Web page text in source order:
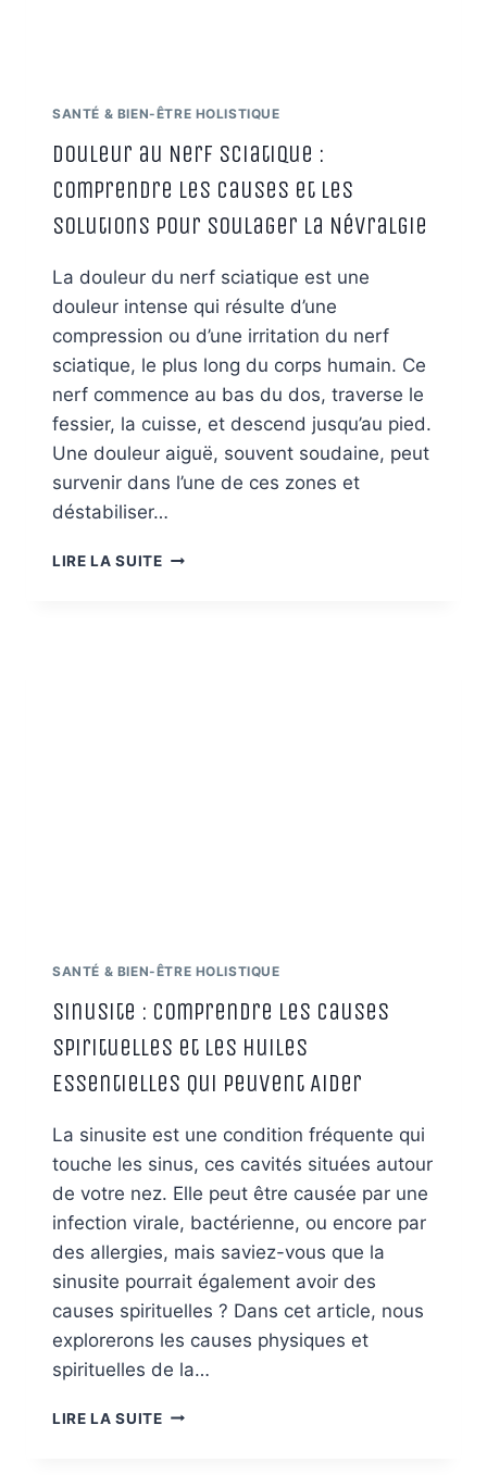
SANTÉ & BIEN-ÊTRE HOLISTIQUE
Douleur au Nerf Sciatique :
Comprendre les Causes et les
Solutions pour Soulager la Névralgie
La douleur du nerf sciatique est une
douleur intense qui résulte d’une
compression ou d’une irritation du nerf
sciatique, le plus long du corps humain. Ce
nerf commence au bas du dos, traverse le
fessier, la cuisse, et descend jusqu’au pied.
Une douleur aiguë, souvent soudaine, peut
survenir dans l’une de ces zones et
déstabiliser…
LIRE LA SUITEDOULEUR
SANTÉ & BIEN-ÊTRE HOLISTIQUE
Sinusite : Comprendre les Causes
Spirituelles et les Huiles
Essentielles Qui Peuvent Aider
La sinusite est une condition fréquente qui
touche les sinus, ces cavités situées autour
de votre nez. Elle peut être causée par une
infection virale, bactérienne, ou encore par
des allergies, mais saviez-vous que la
sinusite pourrait également avoir des
causes spirituelles ? Dans cet article, nous
explorerons les causes physiques et
spirituelles de la…
LIRE LA SUITESINUSITE